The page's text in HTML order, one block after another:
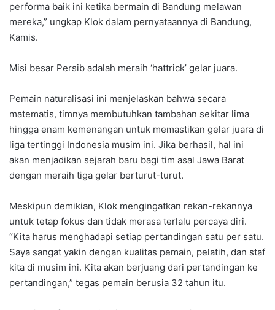
performa baik ini ketika bermain di Bandung melawan
mereka,” ungkap Klok dalam pernyataannya di Bandung,
Kamis.
Misi besar Persib adalah meraih ‘hattrick’ gelar juara.
Pemain naturalisasi ini menjelaskan bahwa secara
matematis, timnya membutuhkan tambahan sekitar lima
hingga enam kemenangan untuk memastikan gelar juara di
liga tertinggi Indonesia musim ini. Jika berhasil, hal ini
akan menjadikan sejarah baru bagi tim asal Jawa Barat
dengan meraih tiga gelar berturut-turut.
Meskipun demikian, Klok mengingatkan rekan-rekannya
untuk tetap fokus dan tidak merasa terlalu percaya diri.
“Kita harus menghadapi setiap pertandingan satu per satu.
Saya sangat yakin dengan kualitas pemain, pelatih, dan staf
kita di musim ini. Kita akan berjuang dari pertandingan ke
pertandingan,” tegas pemain berusia 32 tahun itu.